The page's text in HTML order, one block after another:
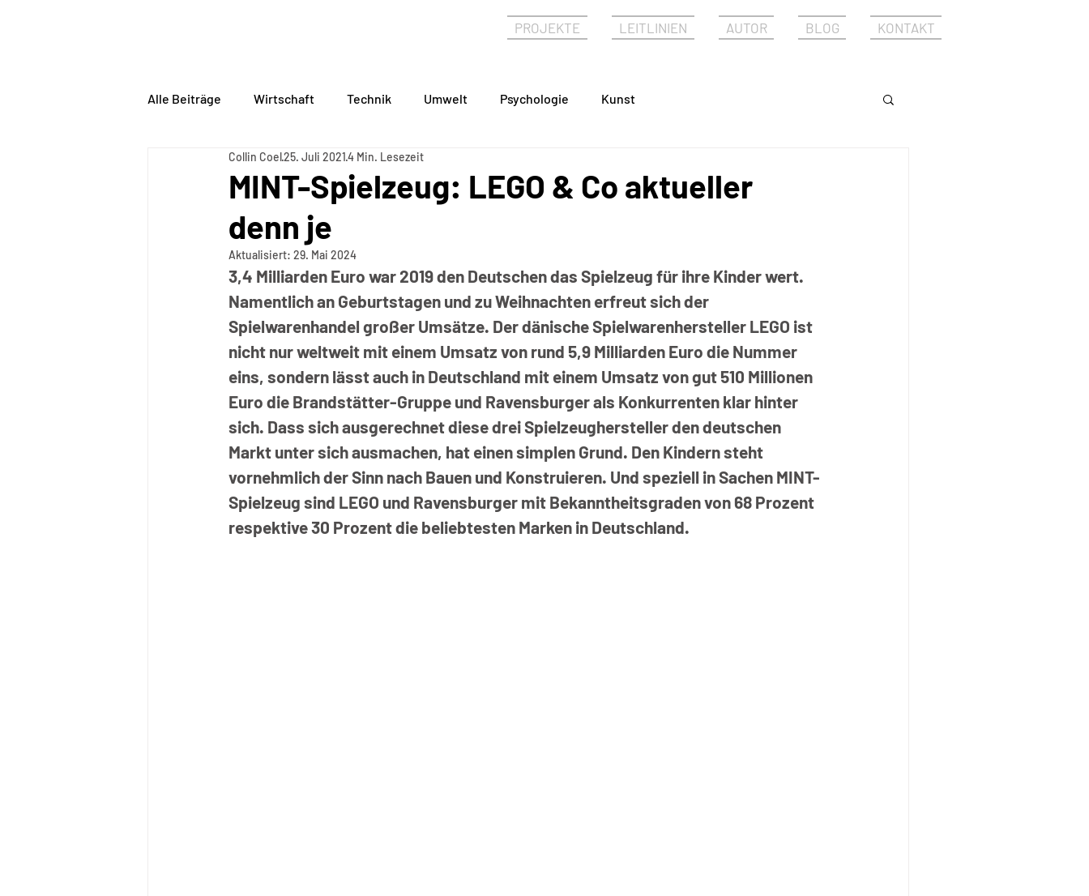
PROJEKTE LEITLINIEN AUTOR BLOG KONTAKT
Alle Beiträge Wirtschaft Technik Umwelt Psychologie Kunst
MINT-Spielzeug: LEGO & Co aktueller
denn je
Collin Coel25. Juli 20214 Min. Lesezeit
Aktualisiert: 29. Mai 2024
3,4 Milliarden Euro war 2019 den Deutschen das Spielzeug für ihre Kinder wert.
Namentlich an Geburtstagen und zu Weihnachten erfreut sich der
Spielwarenhandel großer Umsätze. Der dänische Spielwarenhersteller LEGO ist
nicht nur weltweit mit einem Umsatz von rund 5,9 Milliarden Euro die Nummer
eins, sondern lässt auch in Deutschland mit einem Umsatz von gut 510 Millionen
Euro die Brandstätter-Gruppe und Ravensburger als Konkurrenten klar hinter
sich. Dass sich ausgerechnet diese drei Spielzeughersteller den deutschen
Markt unter sich ausmachen, hat einen simplen Grund. Den Kindern steht
vornehmlich der Sinn nach Bauen und Konstruieren. Und speziell in Sachen MINT-
Spielzeug sind LEGO und Ravensburger mit Bekanntheitsgraden von 68 Prozent
respektive 30 Prozent die beliebtesten Marken in Deutschland.